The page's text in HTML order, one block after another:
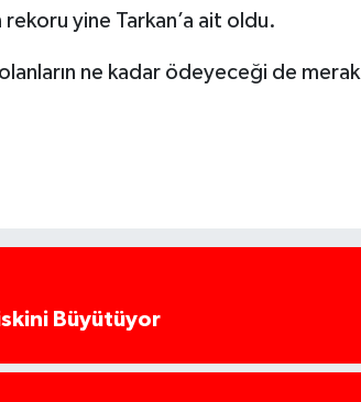
rekoru yine Tarkan’a ait oldu.
ne kadar ödeyeceği de merak
Büyütüyor